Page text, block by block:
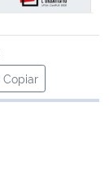
Copiar
para área de